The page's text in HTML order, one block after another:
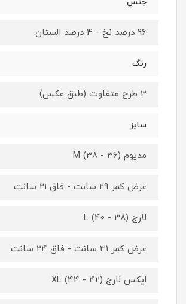
96 درصد نخ - 4 درصد الستان
رنگ
3 طرح متفاوت (طبق عکس)
سایز
مدیوم M (38 - 36)
عرض کمر 29 سانت - فاق 21 سانت
لارج L (40 - 38)
عرض کمر 31 سانت - فاق 24 سانت
ایکس لارج XL (44 - 42)